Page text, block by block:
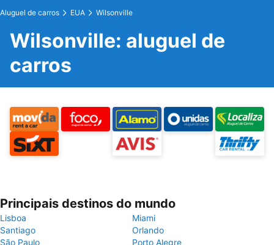
Aluguel de carros EUA Wilsonville
Wilsonville: aluguel de
carros
Principais destinos do mundo
Lisboa
Miami
Santiago
Orlando
São Paulo
Porto Alegre